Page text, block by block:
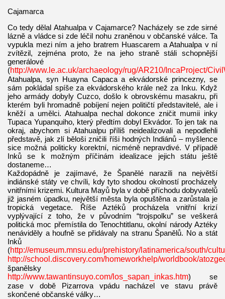
Cajamarca
Co tedy dělal Atahualpa v Cajamarce? Nacházely se zde sirné
lázně a vládce si zde léčil nohu zraněnou v občanské válce. Ta
vypukla mezi ním a jeho bratrem Huascarem a Atahualpa v ní
zvítězil, zejména proto, že na jeho straně stáli schopnější
generálové
(http://www.le.ac.uk/archaeology/rug/AR210/IncaProject/
Atahualpa, syn Huayna Capaca a ekvádorské princezny, se
sám pokládal spíše za ekvádorského krále než za Inku. Když
jeho armády dobyly Cuzco, došlo k obrovskému masakru, při
kterém byli hromadně pobíjení nejen političtí představitelé, ale i
kněží a umělci. Atahualpa nechal dokonce zničit mumii inky
Tupaca Yupanquiho, který předtím dobyl Ekvádor. To jen tak na
okraj, abychom si Atahualpu příliš neidealizovali a nepodlehli
představě, jak zlí běloši zničili říši hodných Indiánů – myšlence
sice možná politicky korektní, nicméně nepravdivé. V případě
Inků se k možným příčinám idealizace jejich státu ještě
dostaneme…
Každopádně je zajímavé, že Španělé narazili na největší
indiánské státy ve chvíli, kdy tyto shodou okolností procházely
vnitřními krizemi. Kultura Mayů byla v době příchodu dobyvatelů
již jasném úpadku, největší města byla opuštěna a zarůstala je
tropická vegetace. Říše Aztéků procházela vnitřní krizí
vyplývající z toho, že v původním “trojspolku” se veškerá
politická moc přemístila do Tenochtitlanu, okolní národy Aztéky
nenáviděly a houfně se přidávaly na stranu Španělů. No a stát
Inků
(http://emuseum.mnsu.edu/prehistory/latinamerica/south/
http://school.discovery.com/homeworkhelp/worldbook/
španělsky
http://www.tawantinsuyo.com/los_sapan_inkas.htm) se
zase v době Pizarrova vpádu nacházel ve stavu právě
skončené občanské války…